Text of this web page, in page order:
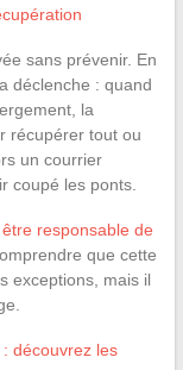
sans prévenir. En
déclenche : quand
la
récupérer tout ou
un courrier
coupé les ponts.
responsable de
que cette
exceptions, mais il
découvrez les